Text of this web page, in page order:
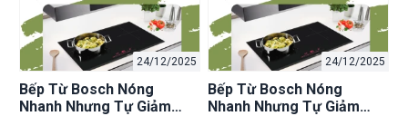
24/12/2025
Bếp Từ Bosch Nóng
Nhanh Nhưng Tự Giảm
24/12/2025
Bếp Từ Bosch Nóng
Nhanh Nhưng Tự Giảm